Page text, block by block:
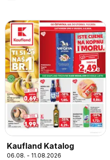
Kaufland Katalog
06.08. - 11.08.2026